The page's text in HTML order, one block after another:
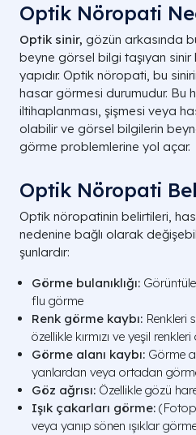
Optik Nöropati
Optik sinir, gözün arkasında
beyne görsel bilgi taşıyan
yapıdır. Optik nöropati, bu
hasar görmesi durumudur. Bu
iltihaplanması, şişmesi veya
olabilir ve görsel bilgilerin
görme problemlerine yol açar.
Optik Nöropati
Optik nöropatinin belirtileri,
nedenine bağlı olarak
şunlardır:
Görme bulanıklığı:
flu görme
Renk görme kaybı: Renkleri
özellikle kırmızı ve yeşil
Görme alanı kaybı: Görme
yanlardan veya ortadan
Göz ağrısı: Özellikle gözü
Işık çakarları görme:
veya yanıp sönen ışıklar